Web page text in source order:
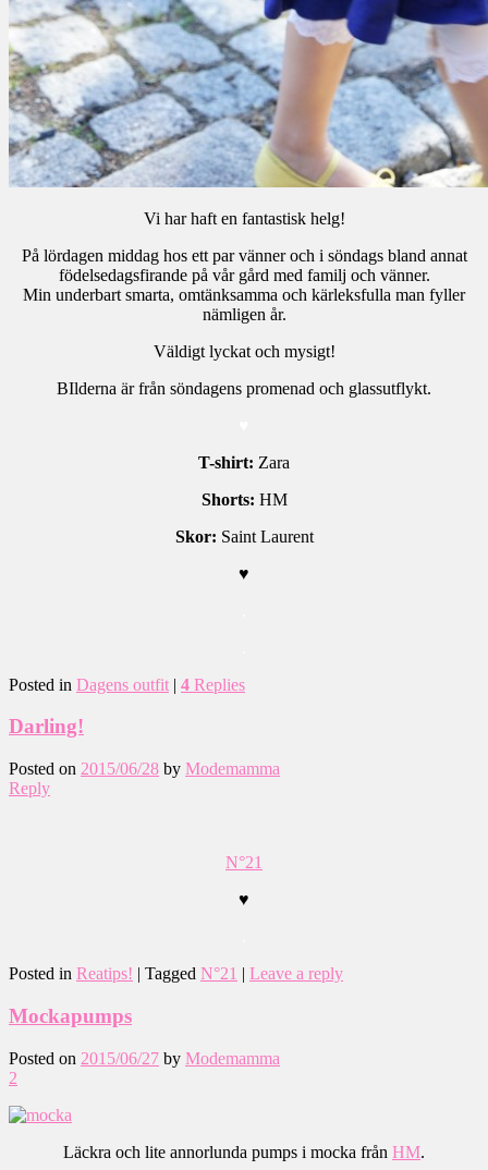
Vi har haft en fantastisk helg!
På lördagen middag hos ett par vänner och i söndags bland annat
födelsedagsfirande på vår gård med familj och vänner.
Min underbart smarta, omtänksamma och kärleksfulla man fyller
nämligen år.
Väldigt lyckat och mysigt!
BIlderna är från söndagens promenad och glassutflykt.
T-shirt: Zara
Shorts: HM
Skor: Saint Laurent
♥
Posted in Dagens outfit | 4 Replies
Darling!
Posted on 2015/06/28 by Modemamma
Reply
N°21
♥
Posted in Reatips! | Tagged N°21 | Leave a reply
Mockapumps
Posted on 2015/06/27 by Modemamma
2
Läckra och lite annorlunda pumps i mocka från HM.